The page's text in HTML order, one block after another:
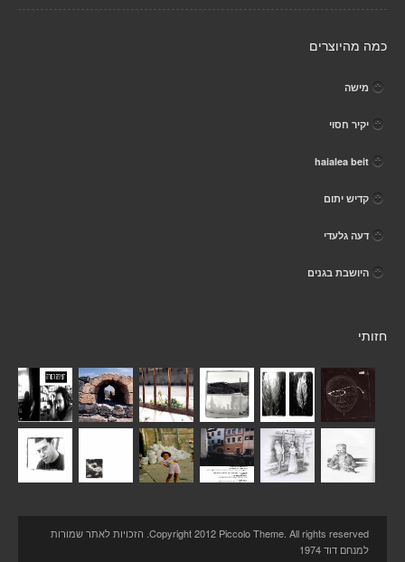
כמה מהיוצרים
מישה
יקיר חסוי
haialea beit
קדיש יתום
דעה גלעדי
היושבת בגנים
חזותי
Copyright 2012 Piccolo Theme. All rights reserved. הזכויות לאתר שמורות
למנחם דוד 1974